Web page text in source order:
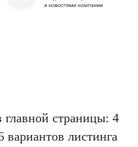
главной страницы: 4
вариантов листинга